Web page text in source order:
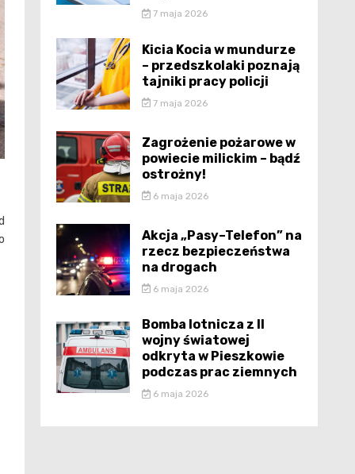
7 maja 2026
Kicia Kocia w mundurze
– przedszkolaki poznają
tajniki pracy policji
7 maja 2026
Zagrożenie pożarowe w
powiecie milickim – bądź
ostrożny!
6 maja 2026
Akcja „Pasy–Telefon” na
rzecz bezpieczeństwa
na drogach
6 maja 2026
Bomba lotnicza z II
wojny światowej
odkryta w Pieszkowie
podczas prac ziemnych
6 maja 2026